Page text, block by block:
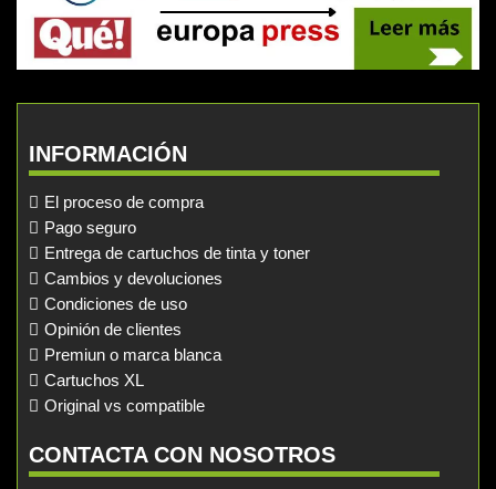
INFORMACIÓN
El proceso de compra
Pago seguro
Entrega de cartuchos de tinta y toner
Cambios y devoluciones
Condiciones de uso
Opinión de clientes
Premiun o marca blanca
Cartuchos XL
Original vs compatible
CONTACTA CON NOSOTROS